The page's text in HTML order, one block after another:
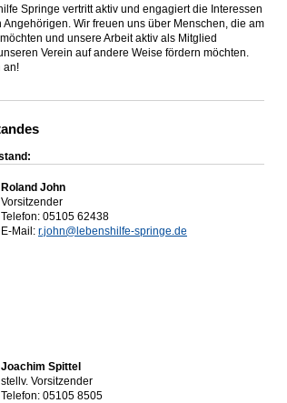
Springe vertritt aktiv und engagiert die Interessen
Wir freuen uns über Menschen, die am
und unsere Arbeit aktiv als Mitglied
Verein auf andere Weise fördern möchten.
an!
Roland John
Vorsitzender
Telefon: 05105 62438
E-Mail: r.john@lebenshilfe-springe.de
Joachim Spittel
stellv. Vorsitzender
Telefon: 05105 8505